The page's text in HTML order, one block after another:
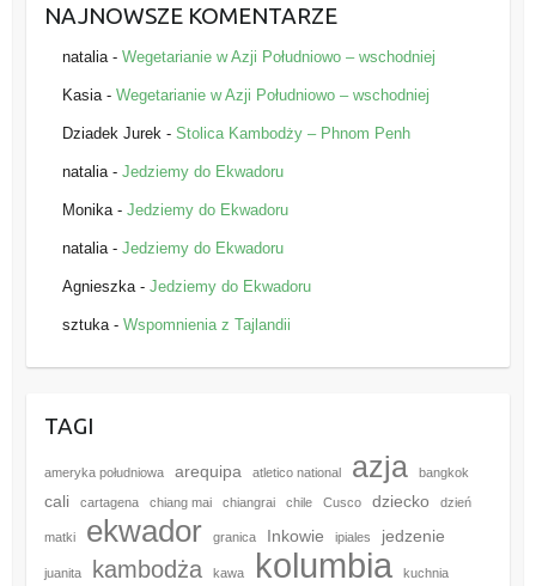
NAJNOWSZE KOMENTARZE
natalia- Wegetarianie w Azji Południowo – wschodniej
Kasia- Wegetarianie w Azji Południowo – wschodniej
Dziadek Jurek - Stolica Kambodży – Phnom Penh
natalia- Jedziemy do Ekwadoru
Monika- Jedziemy do Ekwadoru
natalia- Jedziemy do Ekwadoru
Agnieszka- Jedziemy do Ekwadoru
sztuka- Wspomnienia z Tajlandii
TAGI
ameryka południowa arequipa atletico national azja bangkok
cali cartagena chiang mai chiangrai chile Cusco dziecko dzień
matki ekwador granica Inkowie ipiales jedzenie
juanita kambodża kawa kolumbia kuchnia